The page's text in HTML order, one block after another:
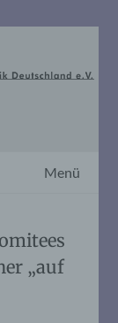
Menü
„auf